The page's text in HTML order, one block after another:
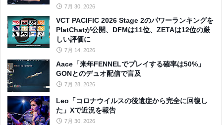
7月 30, 2026
VCT PACIFIC 2026 Stage 2のパワーランキングを
PlatChatが公開、DFMは11位、ZETAは12位の厳
しい評価に
7月 14, 2026
Aace「来年FENNELでプレイする確率は50%」
GONとのデュオ配信で言及
7月 28, 2026
Leo「コロナウイルスの後遺症から完全に回復し
た」Xで近況を報告
7月 30, 2026